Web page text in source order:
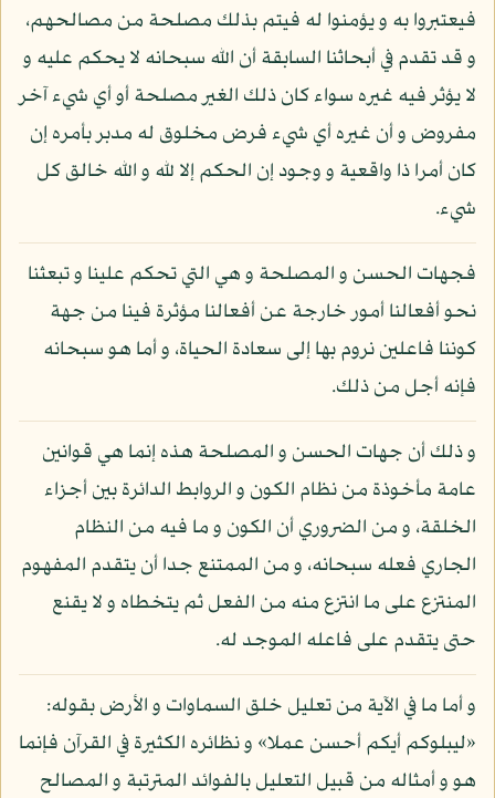
فيعتبروا به و يؤمنوا له فيتم بذلك مصلحة من مصالحهم،
و قد تقدم في أبحاثنا السابقة أن الله سبحانه لا يحكم عليه و
لا يؤثر فيه غيره سواء كان ذلك الغير مصلحة أو أي شيء آخر
مفروض و أن غيره أي شيء فرض مخلوق له مدبر بأمره إن
كان أمرا ذا واقعية و وجود إن الحكم إلا لله و الله خالق كل
شيء.
فجهات الحسن و المصلحة و هي التي تحكم علينا و تبعثنا
نحو أفعالنا أمور خارجة عن أفعالنا مؤثرة فينا من جهة
كوننا فاعلين نروم بها إلى سعادة الحياة، و أما هو سبحانه
فإنه أجل من ذلك.
و ذلك أن جهات الحسن و المصلحة هذه إنما هي قوانين
عامة مأخوذة من نظام الكون و الروابط الدائرة بين أجزاء
الخلقة، و من الضروري أن الكون و ما فيه من النظام
الجاري فعله سبحانه، و من الممتنع جدا أن يتقدم المفهوم
المنتزع على ما انتزع منه من الفعل ثم يتخطاه و لا يقنع
حتى يتقدم على فاعله الموجد له.
و أما ما في الآية من تعليل خلق السماوات و الأرض بقوله:
«ليبلوكم أيكم أحسن عملا» و نظائره الكثيرة في القرآن فإنما
هو و أمثاله من قبيل التعليل بالفوائد المترتبة و المصالح